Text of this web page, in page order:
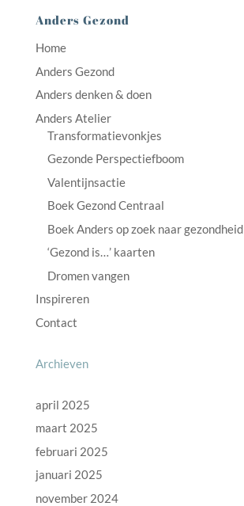
Anders Gezond
Home
Anders Gezond
Anders denken & doen
Anders Atelier
Transformatievonkjes
Gezonde Perspectiefboom
Valentijnsactie
Boek Gezond Centraal
Boek Anders op zoek naar gezondheid
‘Gezond is…’ kaarten
Dromen vangen
Inspireren
Contact
Archieven
april 2025
maart 2025
februari 2025
januari 2025
november 2024